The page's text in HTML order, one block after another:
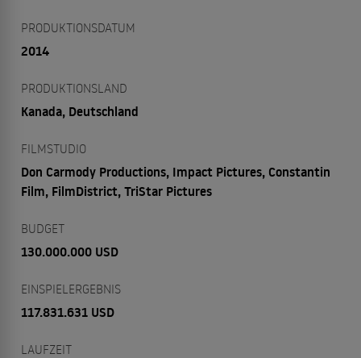
PRODUKTIONSDATUM
2014
PRODUKTIONSLAND
Kanada, Deutschland
FILMSTUDIO
Don Carmody Productions, Impact Pictures, Constantin
Film, FilmDistrict, TriStar Pictures
BUDGET
130.000.000 USD
EINSPIELERGEBNIS
117.831.631 USD
LAUFZEIT